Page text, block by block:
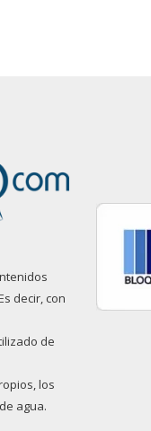
decir, con
de
los
agua.